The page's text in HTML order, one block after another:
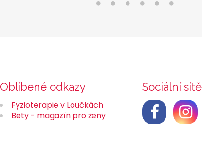
Oblíbené odkazy
Fyzioterapie v Loučkách
Bety - magazín pro ženy
Sociální sítě